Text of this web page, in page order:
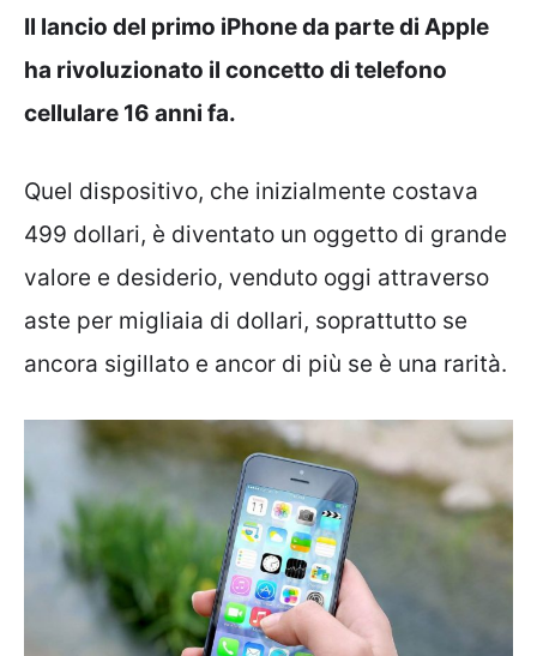
Il lancio del primo iPhone da parte di Apple
ha rivoluzionato il concetto di telefono
cellulare 16 anni fa.
Quel dispositivo, che inizialmente costava
499 dollari, è diventato un oggetto di grande
valore e desiderio, venduto oggi attraverso
aste per migliaia di dollari, soprattutto se
ancora sigillato e ancor di più se è una rarità.